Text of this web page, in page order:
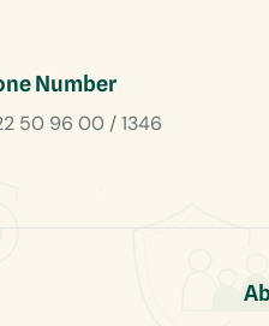
Number
50 96 00 / 1346